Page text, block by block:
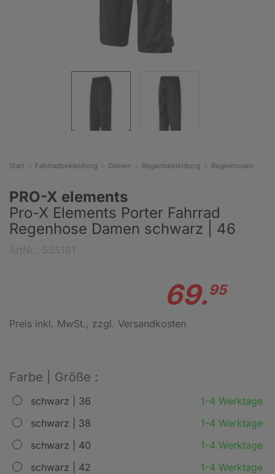
Start Fahrradbekleidung Damen Regenbekleidung Regenhosen
PRO-X elements
Pro-X Elements Porter Fahrrad
Regenhose Damen schwarz | 46
69.95
Preis inkl. MwSt., zzgl. Versandkosten
Farbe | Größe :
schwarz | 36
1-4 Werktage
schwarz | 38
1-4 Werktage
schwarz | 40
1-4 Werktage
schwarz | 42
1-4 Werktage